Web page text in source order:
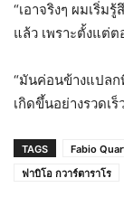
“เอาจริงๆ ผมเริ่ม
แล้ว เพราะตั้งแต่
“มันค่อนข้างแปล
เกิดขึ้นอย่างรวดเ
TAGS Fabio
ฟาบิโอ กวาร์ตาราโร